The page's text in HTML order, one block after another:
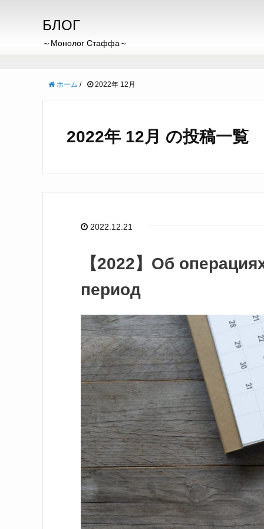
БЛОГ
～Монолог Стаффа～
ホーム / 2022年 12月
2022年 12月 の投稿一覧
2022.12.21
【2022】Об
период